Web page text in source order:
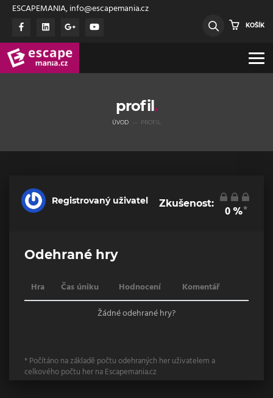
ESCAPEMANIA, info@escapemania.cz
KOŠÍK
profil
ÚVOD PROFIL
Registrovaný uživatel Zkušenost:
0%*
Odehrané hry
Hra Čas úniku Hodnocení
Komentář
Žádné odehrané hry?
* Počítáno na základě počtu odehraných her uživatelem a
celkového počtu her na Escapemania.cz